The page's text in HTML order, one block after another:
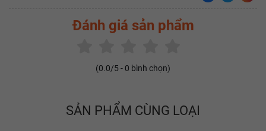
Đánh giá sản phẩm
(0.0/5 - 0 bình chọn)
SẢN PHẨM CÙNG LOẠI